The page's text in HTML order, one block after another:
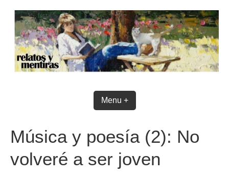
content
Menu +
Música y poesía (2): No
volveré a ser joven